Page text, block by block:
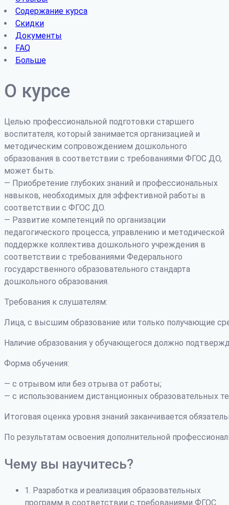
Содержание курса
Скидки
Документы
FAQ
Больше
О курсе
Целью профессиональной подготовки старшего
воспитателя, который занимается организацией и
методическим сопровождением дошкольного
образования в соответствии с требованиями ФГОС ДО,
может быть:
— Приобретение глубоких знаний и профессиональных
навыков, необходимых для эффективной работы в
соответствии с ФГОС ДО.
— Развитие компетенций по организации
педагогического процесса, управлению и методической
поддержке коллектива дошкольного учреждения в
соответствии с требованиями Федерального
государственного образовательного стандарта
дошкольного образования.
Требования к слушателям:
Лица, с высшим образование или только получающие
Наличие образования у обучающегося должно
Форма обучения:
— с отрывом или без отрыва от работы;
— с использованием дистанционных образовательных
Итоговая оценка уровня знаний заканчивается
По результатам освоения дополнительной
Чему вы научитесь?
1. Разработка и реализация образовательных
программ в соответствии с требованиями ФГОС